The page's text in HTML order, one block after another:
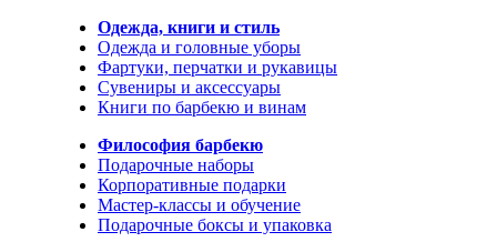
Одежда, книги и стиль
Одежда и головные уборы
Фартуки, перчатки и рукавицы
Сувениры и аксессуары
Книги по барбекю и винам
Философия барбекю
Подарочные наборы
Корпоративные подарки
Мастер-классы и обучение
Подарочные боксы и упаковка